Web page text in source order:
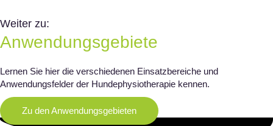
Weiter zu:
Anwendungsgebiete
Lernen Sie hier die verschiedenen Einsatzbereiche und
Anwendungsfelder der Hundephysiotherapie kennen.
Zu den Anwendungsgebieten